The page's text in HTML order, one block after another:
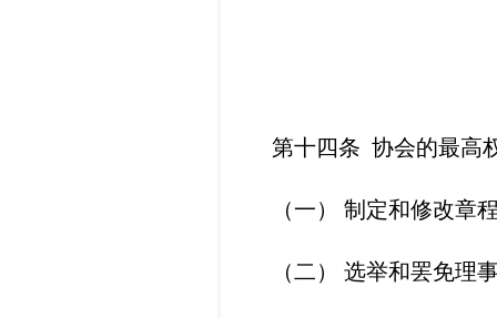
第十四条 协会的最高
（一） 制定和修改章
（二） 选举和罢免理